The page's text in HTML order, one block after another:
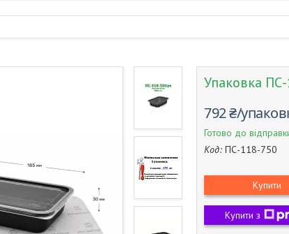
Упаковка
792 ₴/
Готово до
Код: ПС-118-750
Купити
Купити з